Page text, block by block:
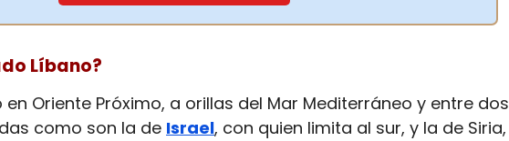
Líbano?
Oriente Próximo, a orillas del Mar Mediterráneo y entre dos
como son la de Israel, con quien limita al sur, y la de Siria,